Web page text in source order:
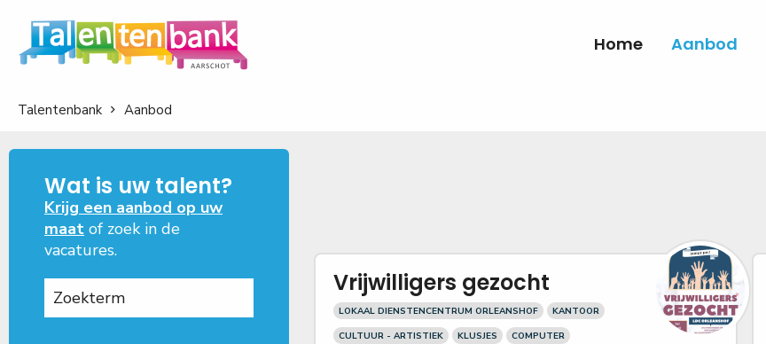
Home Aanbod
Talentenbank Aanbod
Wat is uw talent?
Krijg een aanbod op uw
maat of zoek in de
vacatures.
Vrijwilligers gezocht
LOKAAL DIENSTENCENTRUM ORLEANSHOF
KANTOOR
CULTUUR - ARTISTIEK
KLUSJES
COMPUTER